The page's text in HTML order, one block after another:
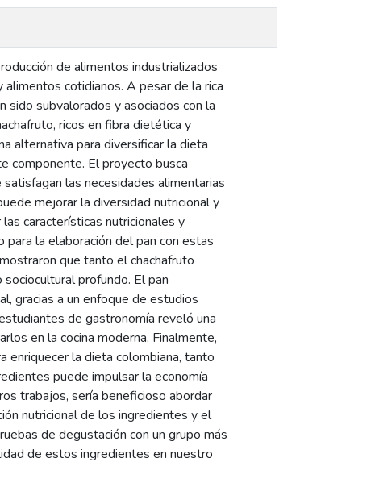
de alimentos industrializados
cotidianos. A pesar de la rica
sido subvalorados y asociados con la
ricos en fibra dietética y
alternativa para diversificar la dieta
componente. El proyecto busca
las necesidades alimentarias
mejorar la diversidad nutricional y
características nutricionales y
para la elaboración del pan con estas
que tanto el chachafruto
profundo. El pan
gracias a un enfoque de estudios
de gastronomía reveló una
en la cocina moderna. Finalmente,
enriquecer la dieta colombiana, tanto
puede impulsar la economía
trabajos, sería beneficioso abordar
nutricional de los ingredientes y el
de degustación con un grupo más
de estos ingredientes en nuestro